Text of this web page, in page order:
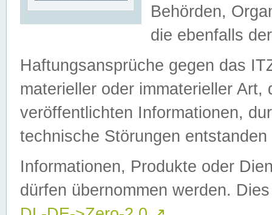
Behörden,
die ebenfalls
Haftungsansprüche gegen das
materieller oder immaterieller
veröffentlichten Informationen,
technische Störungen
Informationen, Produkte oder
dürfen übernommen werden.